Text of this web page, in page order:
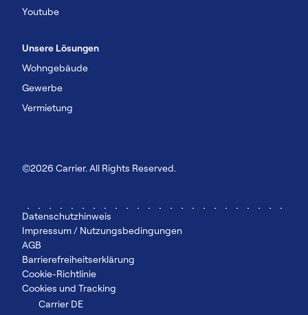
Youtube
Unsere Lösungen
Wohngebäude
Gewerbe
Vermietung
©2026 Carrier. All Rights Reserved.
Datenschutzhinweis
Impressum / Nutzungsbedingungen
AGB
Barrierefreiheitserklärung
Cookie-Richtlinie
Cookies und Tracking
Carrier DE